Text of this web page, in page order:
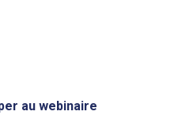
au webinaire